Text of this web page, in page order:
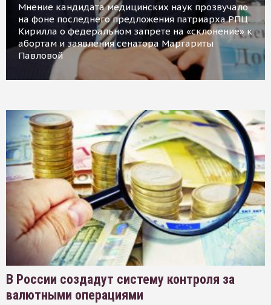
Мнение кандидата медицинских наук прозвучало
на фоне последнего предложения патриарха РПЦ
Кирилла о федеральном запрете на «склонение» к
абортам и заявления сенатора Маргариты
Павловой
В России создадут систему контроля за
валютными операциями